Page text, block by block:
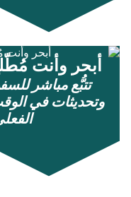
أبحر وأنت مُطّلع
تتبُّع مباشر للسفن
وتحديثات في الوقت
الفعلي.